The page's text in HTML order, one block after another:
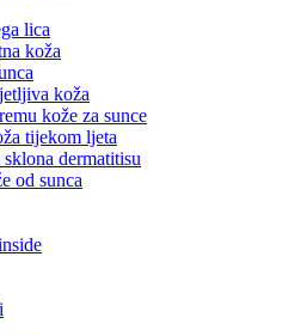
lica
koža
koža
kože za sunce
tijekom ljeta
dermatitisu
od sunca